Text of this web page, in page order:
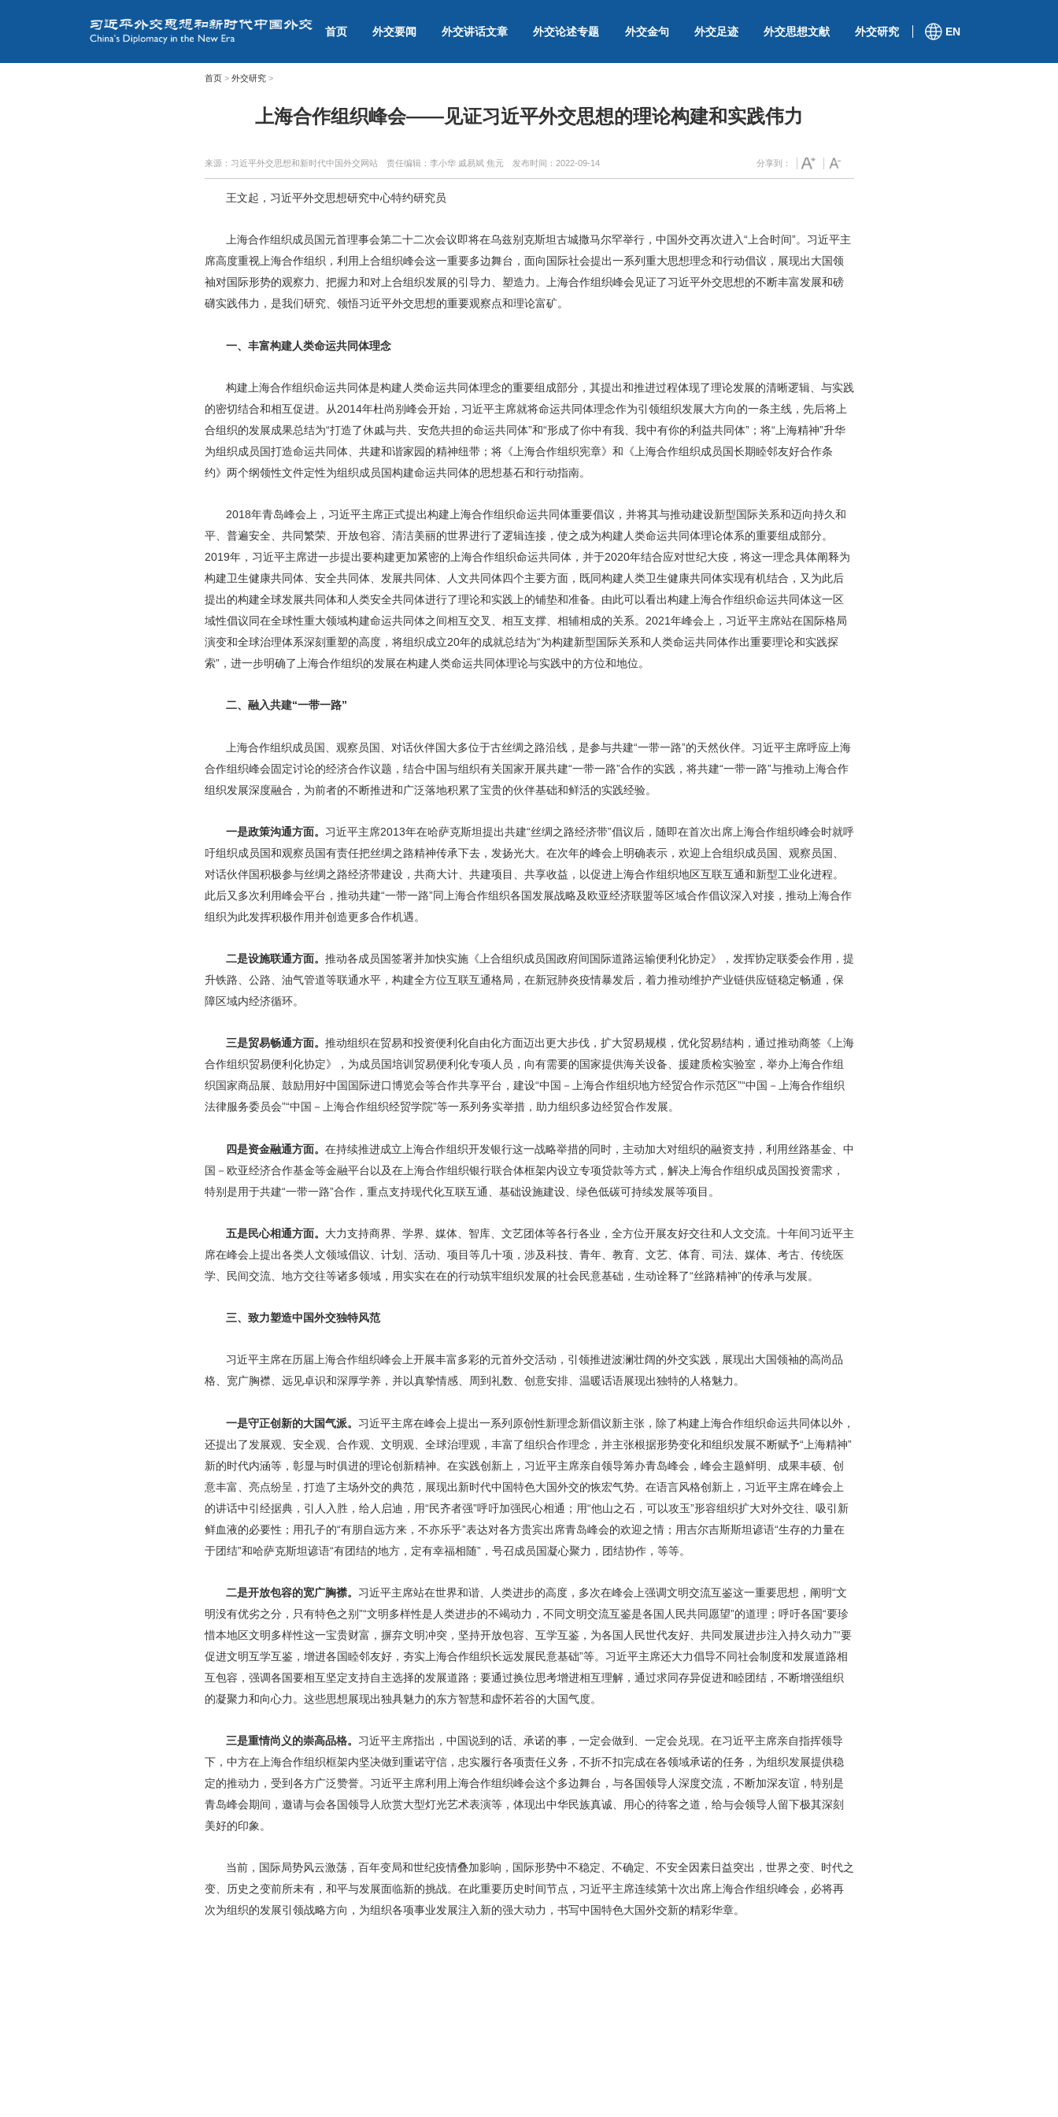
首页 外交要闻 外交讲话文章 外交论述专题 外交金句 外交足迹 外交思想文献 外交研究 EN
首页> 外交研究>
上海合作组织峰会——见证习近平外交思想的理论构建和实践伟力
来源：习近平外交思想和新时代中国外交网站 责任编辑：李小华 戚易斌 焦元 发布时间： 2022-09-14 分享到：
王文起，习近平外交思想研究中心特约研究员
上海合作组织成员国元首理事会第二十二次会议即将在乌兹别克斯坦古城撒马尔罕举行，中国外交再次进入“上合时间”。习近平主
席高度重视上海合作组织，利用上合组织峰会这一重要多边舞台，面向国际社会提出一系列重大思想理念和行动倡议，展现出大国领
袖对国际形势的观察力、把握力和对上合组织发展的引导力、塑造力。上海合作组织峰会见证了习近平外交思想的不断丰富发展和磅
礴实践伟力，是我们研究、领悟习近平外交思想的重要观察点和理论富矿。
一、丰富构建人类命运共同体理念
构建上海合作组织命运共同体是构建人类命运共同体理念的重要组成部分，其提出和推进过程体现了理论发展的清晰逻辑、与实践
的密切结合和相互促进。从2014年杜尚别峰会开始，习近平主席就将命运共同体理念作为引领组织发展大方向的一条主线，先后将上
合组织的发展成果总结为“打造了休戚与共、安危共担的命运共同体”和“形成了你中有我、我中有你的利益共同体”；将“上海精神”升华
为组织成员国打造命运共同体、共建和谐家园的精神纽带；将《上海合作组织宪章》和《上海合作组织成员国长期睦邻友好合作条
约》两个纲领性文件定性为组织成员国构建命运共同体的思想基石和行动指南。
2018年青岛峰会上，习近平主席正式提出构建上海合作组织命运共同体重要倡议，并将其与推动建设新型国际关系和迈向持久和
平、普遍安全、共同繁荣、开放包容、清洁美丽的世界进行了逻辑连接，使之成为构建人类命运共同体理论体系的重要组成部分。
2019年，习近平主席进一步提出要构建更加紧密的上海合作组织命运共同体，并于2020年结合应对世纪大疫，将这一理念具体阐释为
构建卫生健康共同体、安全共同体、发展共同体、人文共同体四个主要方面，既同构建人类卫生健康共同体实现有机结合，又为此后
提出的构建全球发展共同体和人类安全共同体进行了理论和实践上的铺垫和准备。由此可以看出构建上海合作组织命运共同体这一区
域性倡议同在全球性重大领域构建命运共同体之间相互交叉、相互支撑、相辅相成的关系。2021年峰会上，习近平主席站在国际格局
演变和全球治理体系深刻重塑的高度，将组织成立20年的成就总结为“为构建新型国际关系和人类命运共同体作出重要理论和实践探
索”，进一步明确了上海合作组织的发展在构建人类命运共同体理论与实践中的方位和地位。
二、融入共建“一带一路”
上海合作组织成员国、观察员国、对话伙伴国大多位于古丝绸之路沿线，是参与共建“一带一路”的天然伙伴。习近平主席呼应上海
合作组织峰会固定讨论的经济合作议题，结合中国与组织有关国家开展共建“一带一路”合作的实践，将共建“一带一路”与推动上海合作
组织发展深度融合，为前者的不断推进和广泛落地积累了宝贵的伙伴基础和鲜活的实践经验。
一是政策沟通方面。 习近平主席2013年在哈萨克斯坦提出共建“丝绸之路经济带”倡议后，随即在首次出席上海合作组织峰会时就呼
吁组织成员国和观察员国有责任把丝绸之路精神传承下去，发扬光大。在次年的峰会上明确表示，欢迎上合组织成员国、观察员国、
对话伙伴国积极参与丝绸之路经济带建设，共商大计、共建项目、共享收益，以促进上海合作组织地区互联互通和新型工业化进程。
此后又多次利用峰会平台，推动共建“一带一路”同上海合作组织各国发展战略及欧亚经济联盟等区域合作倡议深入对接，推动上海合作
组织为此发挥积极作用并创造更多合作机遇。
二是设施联通方面。 推动各成员国签署并加快实施《上合组织成员国政府间国际道路运输便利化协定》，发挥协定联委会作用，提
升铁路、公路、油气管道等联通水平，构建全方位互联互通格局，在新冠肺炎疫情暴发后，着力推动维护产业链供应链稳定畅通，保
障区域内经济循环。
三是贸易畅通方面。 推动组织在贸易和投资便利化自由化方面迈出更大步伐，扩大贸易规模，优化贸易结构，通过推动商签《上海
合作组织贸易便利化协定》，为成员国培训贸易便利化专项人员，向有需要的国家提供海关设备、援建质检实验室，举办上海合作组
织国家商品展、鼓励用好中国国际进口博览会等合作共享平台，建设“中国－上海合作组织地方经贸合作示范区”“中国－上海合作组织
法律服务委员会”“中国－上海合作组织经贸学院”等一系列务实举措，助力组织多边经贸合作发展。
四是资金融通方面。 在持续推进成立上海合作组织开发银行这一战略举措的同时，主动加大对组织的融资支持，利用丝路基金、中
国－欧亚经济合作基金等金融平台以及在上海合作组织银行联合体框架内设立专项贷款等方式，解决上海合作组织成员国投资需求，
特别是用于共建“一带一路”合作，重点支持现代化互联互通、基础设施建设、绿色低碳可持续发展等项目。
五是民心相通方面。 大力支持商界、学界、媒体、智库、文艺团体等各行各业，全方位开展友好交往和人文交流。十年间习近平主
席在峰会上提出各类人文领域倡议、计划、活动、项目等几十项，涉及科技、青年、教育、文艺、体育、司法、媒体、考古、传统医
学、民间交流、地方交往等诸多领域，用实实在在的行动筑牢组织发展的社会民意基础，生动诠释了“丝路精神”的传承与发展。
三、致力塑造中国外交独特风范
习近平主席在历届上海合作组织峰会上开展丰富多彩的元首外交活动，引领推进波澜壮阔的外交实践，展现出大国领袖的高尚品
格、宽广胸襟、远见卓识和深厚学养，并以真挚情感、周到礼数、创意安排、温暖话语展现出独特的人格魅力。
一是守正创新的大国气派。 习近平主席在峰会上提出一系列原创性新理念新倡议新主张，除了构建上海合作组织命运共同体以外，
还提出了发展观、安全观、合作观、文明观、全球治理观，丰富了组织合作理念，并主张根据形势变化和组织发展不断赋予“上海精神”
新的时代内涵等，彰显与时俱进的理论创新精神。在实践创新上，习近平主席亲自领导筹办青岛峰会，峰会主题鲜明、成果丰硕、创
意丰富、亮点纷呈，打造了主场外交的典范，展现出新时代中国特色大国外交的恢宏气势。在语言风格创新上，习近平主席在峰会上
的讲话中引经据典，引人入胜，给人启迪，用“民齐者强”呼吁加强民心相通；用“他山之石，可以攻玉”形容组织扩大对外交往、吸引新
鲜血液的必要性；用孔子的“有朋自远方来，不亦乐乎”表达对各方贵宾出席青岛峰会的欢迎之情；用吉尔吉斯斯坦谚语“生存的力量在
于团结”和哈萨克斯坦谚语“有团结的地方，定有幸福相随”，号召成员国凝心聚力，团结协作，等等。
二是开放包容的宽广胸襟。 习近平主席站在世界和谐、人类进步的高度，多次在峰会上强调文明交流互鉴这一重要思想，阐明“文
明没有优劣之分，只有特色之别”“文明多样性是人类进步的不竭动力，不同文明交流互鉴是各国人民共同愿望”的道理；呼吁各国“要珍
惜本地区文明多样性这一宝贵财富，摒弃文明冲突，坚持开放包容、互学互鉴，为各国人民世代友好、共同发展进步注入持久动力”“要
促进文明互学互鉴，增进各国睦邻友好，夯实上海合作组织长远发展民意基础”等。习近平主席还大力倡导不同社会制度和发展道路相
互包容，强调各国要相互坚定支持自主选择的发展道路；要通过换位思考增进相互理解，通过求同存异促进和睦团结，不断增强组织
的凝聚力和向心力。这些思想展现出独具魅力的东方智慧和虚怀若谷的大国气度。
三是重情尚义的崇高品格。 习近平主席指出，中国说到的话、承诺的事，一定会做到、一定会兑现。在习近平主席亲自指挥领导
下，中方在上海合作组织框架内坚决做到重诺守信，忠实履行各项责任义务，不折不扣完成在各领域承诺的任务，为组织发展提供稳
定的推动力，受到各方广泛赞誉。习近平主席利用上海合作组织峰会这个多边舞台，与各国领导人深度交流，不断加深友谊，特别是
青岛峰会期间，邀请与会各国领导人欣赏大型灯光艺术表演等，体现出中华民族真诚、用心的待客之道，给与会领导人留下极其深刻
美好的印象。
当前，国际局势风云激荡，百年变局和世纪疫情叠加影响，国际形势中不稳定、不确定、不安全因素日益突出，世界之变、时代之
变、历史之变前所未有，和平与发展面临新的挑战。在此重要历史时间节点，习近平主席连续第十次出席上海合作组织峰会，必将再
次为组织的发展引领战略方向，为组织各项事业发展注入新的强大动力，书写中国特色大国外交新的精彩华章。